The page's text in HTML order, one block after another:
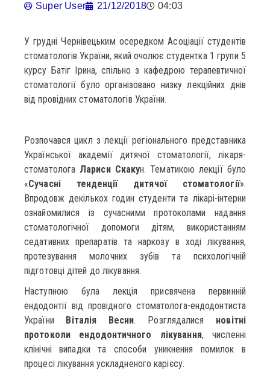
Super User 21/12/2018 04:03
У грудні Чернівецьким осередком Асоціації студентів
стоматологів України, який очолює студентка 1 групи 5
курсу Батіг Ірина, спільно з кафедрою терапевтичної
стоматології було організовано низку лекційних днів
від провідних стоматологів України.
Розпочався цикл з лекції регіонального представника
Української академії дитячої стоматології, лікаря-
стоматолога Лариси Скакун. Тематикою лекції було
«Сучасні тенденції дитячої стоматології».
Впродовж декількох годин студенти та лікарі-інтерни
ознайомилися із сучасними протоколами надання
стоматологічної допомоги дітям, використанням
седативних препаратів та наркозу в ході лікування,
протезування молочних зубів та психологічній
підготовці дітей до лікування.
Наступною була лекція присвячена первинній
ендодонтії від провідного стоматолога-ендодонтиста
України Віталія Весни. Розглядалися новітні
протоколи ендодонтичного лікування, численні
клінічні випадки та способи уникнення помилок в
процесі лікування ускладненого карієсу.